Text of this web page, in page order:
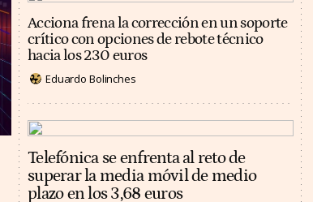
Acciona frena la corrección en un soporte
crítico con opciones de rebote técnico
hacia los 230 euros
Eduardo Bolinches
Telefónica se enfrenta al reto de
superar la media móvil de medio
plazo en los 3,68 euros